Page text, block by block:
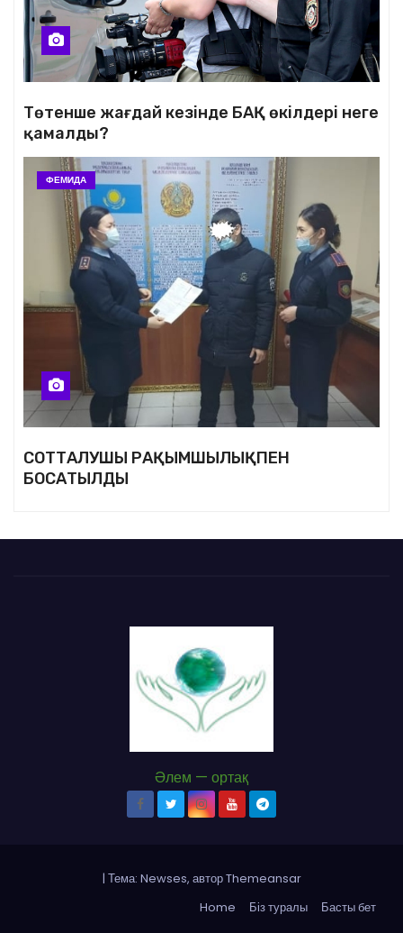
Төтенше жағдай кезінде БАҚ өкілдері неге
қамалды?
ФЕМИДА
СОТТАЛУШЫ РАҚЫМШЫЛЫҚПЕН
БОСАТЫЛДЫ
Әлем — ортақ
| Тема: Newses, авторThemeansar
Home
Біз туралы Басты бет